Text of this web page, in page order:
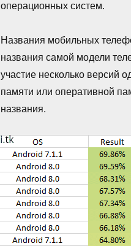
операционных систем.
Названия мобильных
названия самой модели
участие несколько версий
памяти или оперативной
названия.